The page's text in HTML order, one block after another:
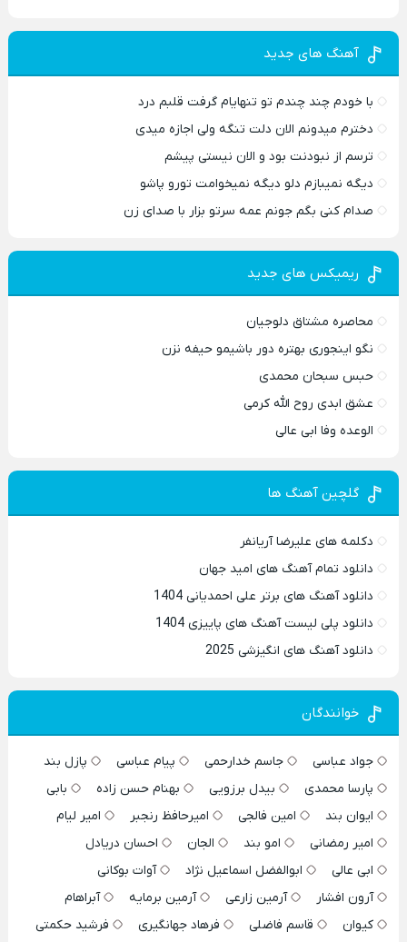
آهنگ های جدید
با خودم چند چندم تو تنهایام گرفت قلبم درد
دخترم میدونم الان دلت تنگه ولی اجازه میدی
ترسم از نبودنت بود و الان نیستی پیشم
دیگه نمیبازم دلو دیگه نمیخوامت تورو پاشو
صدام کنی بگم جونم عمه سرتو بزار با صدای زن
ریمیکس های جدید
محاصره مشتاق دلوجیان
نگو اینجوری بهتره دور باشیمو حیفه نزن
حبس سبحان محمدی
عشق ابدی روح الله کرمی
الوعده وفا ابی عالی
گلچین آهنگ ها
دکلمه های علیرضا آریانفر
دانلود تمام آهنگ های امید جهان
دانلود آهنگ های برتر علی احمدیانی 1404
دانلود پلی لیست آهنگ های پاییزی 1404
دانلود آهنگ های انگیزشی 2025
خوانندگان
جواد عباسی جاسم خدارحمی پیام عباسی
پازل بند
پارسا محمدی
بیدل برزویی بهنام حسن زاده
بابی
ایوان بند
امین فالجی امیرحافظ رنجبر
امیر لیام
امیر رمضانی
امو بند الجان
احسان دریادل
ابی عالی
ابوالفضل اسماعیل نژاد
آوات بوکانی
آرون افشار
آرمین زارعی آرمین برمایه
آبراهام
کیوان
قاسم فاضلی فرهاد جهانگیری
فرشید حکمتی